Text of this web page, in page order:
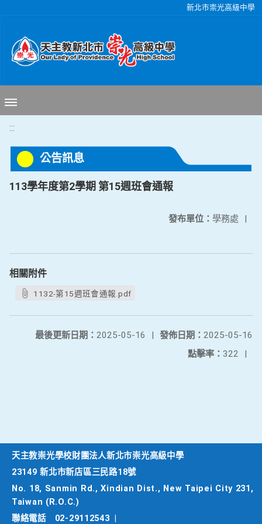
新北市崇光高級中學
:::
公告訊息
113學年度第2學期 第15週班會通報
發布單位： 學務處 |
相關附件
1132-第15週班會通報.pdf
發佈日期： 2025-05-16
最後更新日期： 2025-05-16
|
點擊率： 322 |
天主教崇光學校財團法人新北市崇光高級中學
23149 新北市新店區三民路18號
No. 18, Sanmin Rd., Xindian Dist., New Taipei City 231,
Taiwan (R.O.C.)
聯絡電話
02-29112543